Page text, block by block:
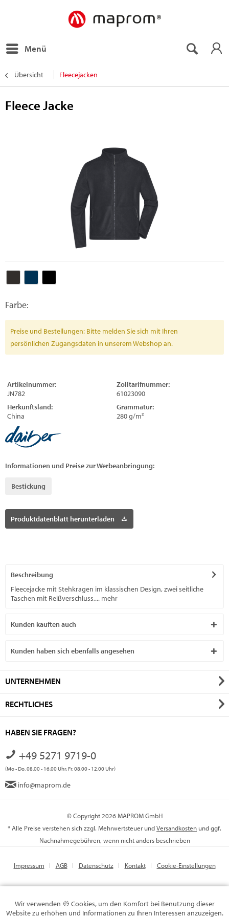
Menü
Übersicht Fleecejacken
Fleece Jacke
Farbe:
Preise und Bestellungen: Bitte melden Sie sich mit Ihren
persönlichen Zugangsdaten in unserem Webshop an.
Artikelnummer:
JN782
Zolltarifnummer:
61023090
Herkunftsland:
China
Grammatur:
280 g/m²
Informationen und Preise zur Werbeanbringung:
Bestickung
Produktdatenblatt herunterladen
Beschreibung
Fleecejacke mit Stehkragen im klassischen Design, zwei seitliche
Taschen mit Reißverschluss,... mehr
Kunden kauften auch
Kunden haben sich ebenfalls angesehen
UNTERNEHMEN
RECHTLICHES
HABEN SIE FRAGEN?
+49 5271 9719-0
(Mo - Do. 08.00 - 16.00 Uhr, Fr. 08.00 - 12.00 Uhr)
info@maprom.de
© Copyright 2026 MAPROM GmbH
* Alle Preise verstehen sich zzgl. Mehrwertsteuer undVersandkosten und ggf.
Nachnahmegebühren, wenn nicht anders beschrieben
Impressum AGB Datenschutz Kontakt Cookie-Einstellungen
Wir verwenden
Cookies, um den Komfort bei Benutzung dieser
Website zu erhöhen und Informationen zu Ihren Interessen anzuzeigen.